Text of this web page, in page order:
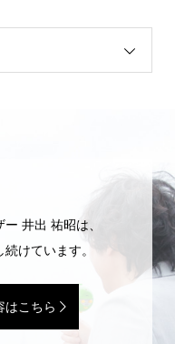
井出 祐昭は、
けています。
はこちら